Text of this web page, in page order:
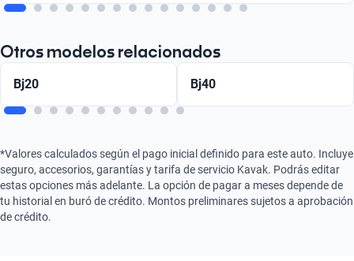
Otros modelos relacionados
Bj20 Bj40
*Valores calculados según el pago inicial definido para este auto. Incluye
seguro, accesorios, garantías y tarifa de servicio Kavak. Podrás editar
estas opciones más adelante. La opción de pagar a meses depende de
tu historial en buró de crédito. Montos preliminares sujetos a aprobación
de crédito.